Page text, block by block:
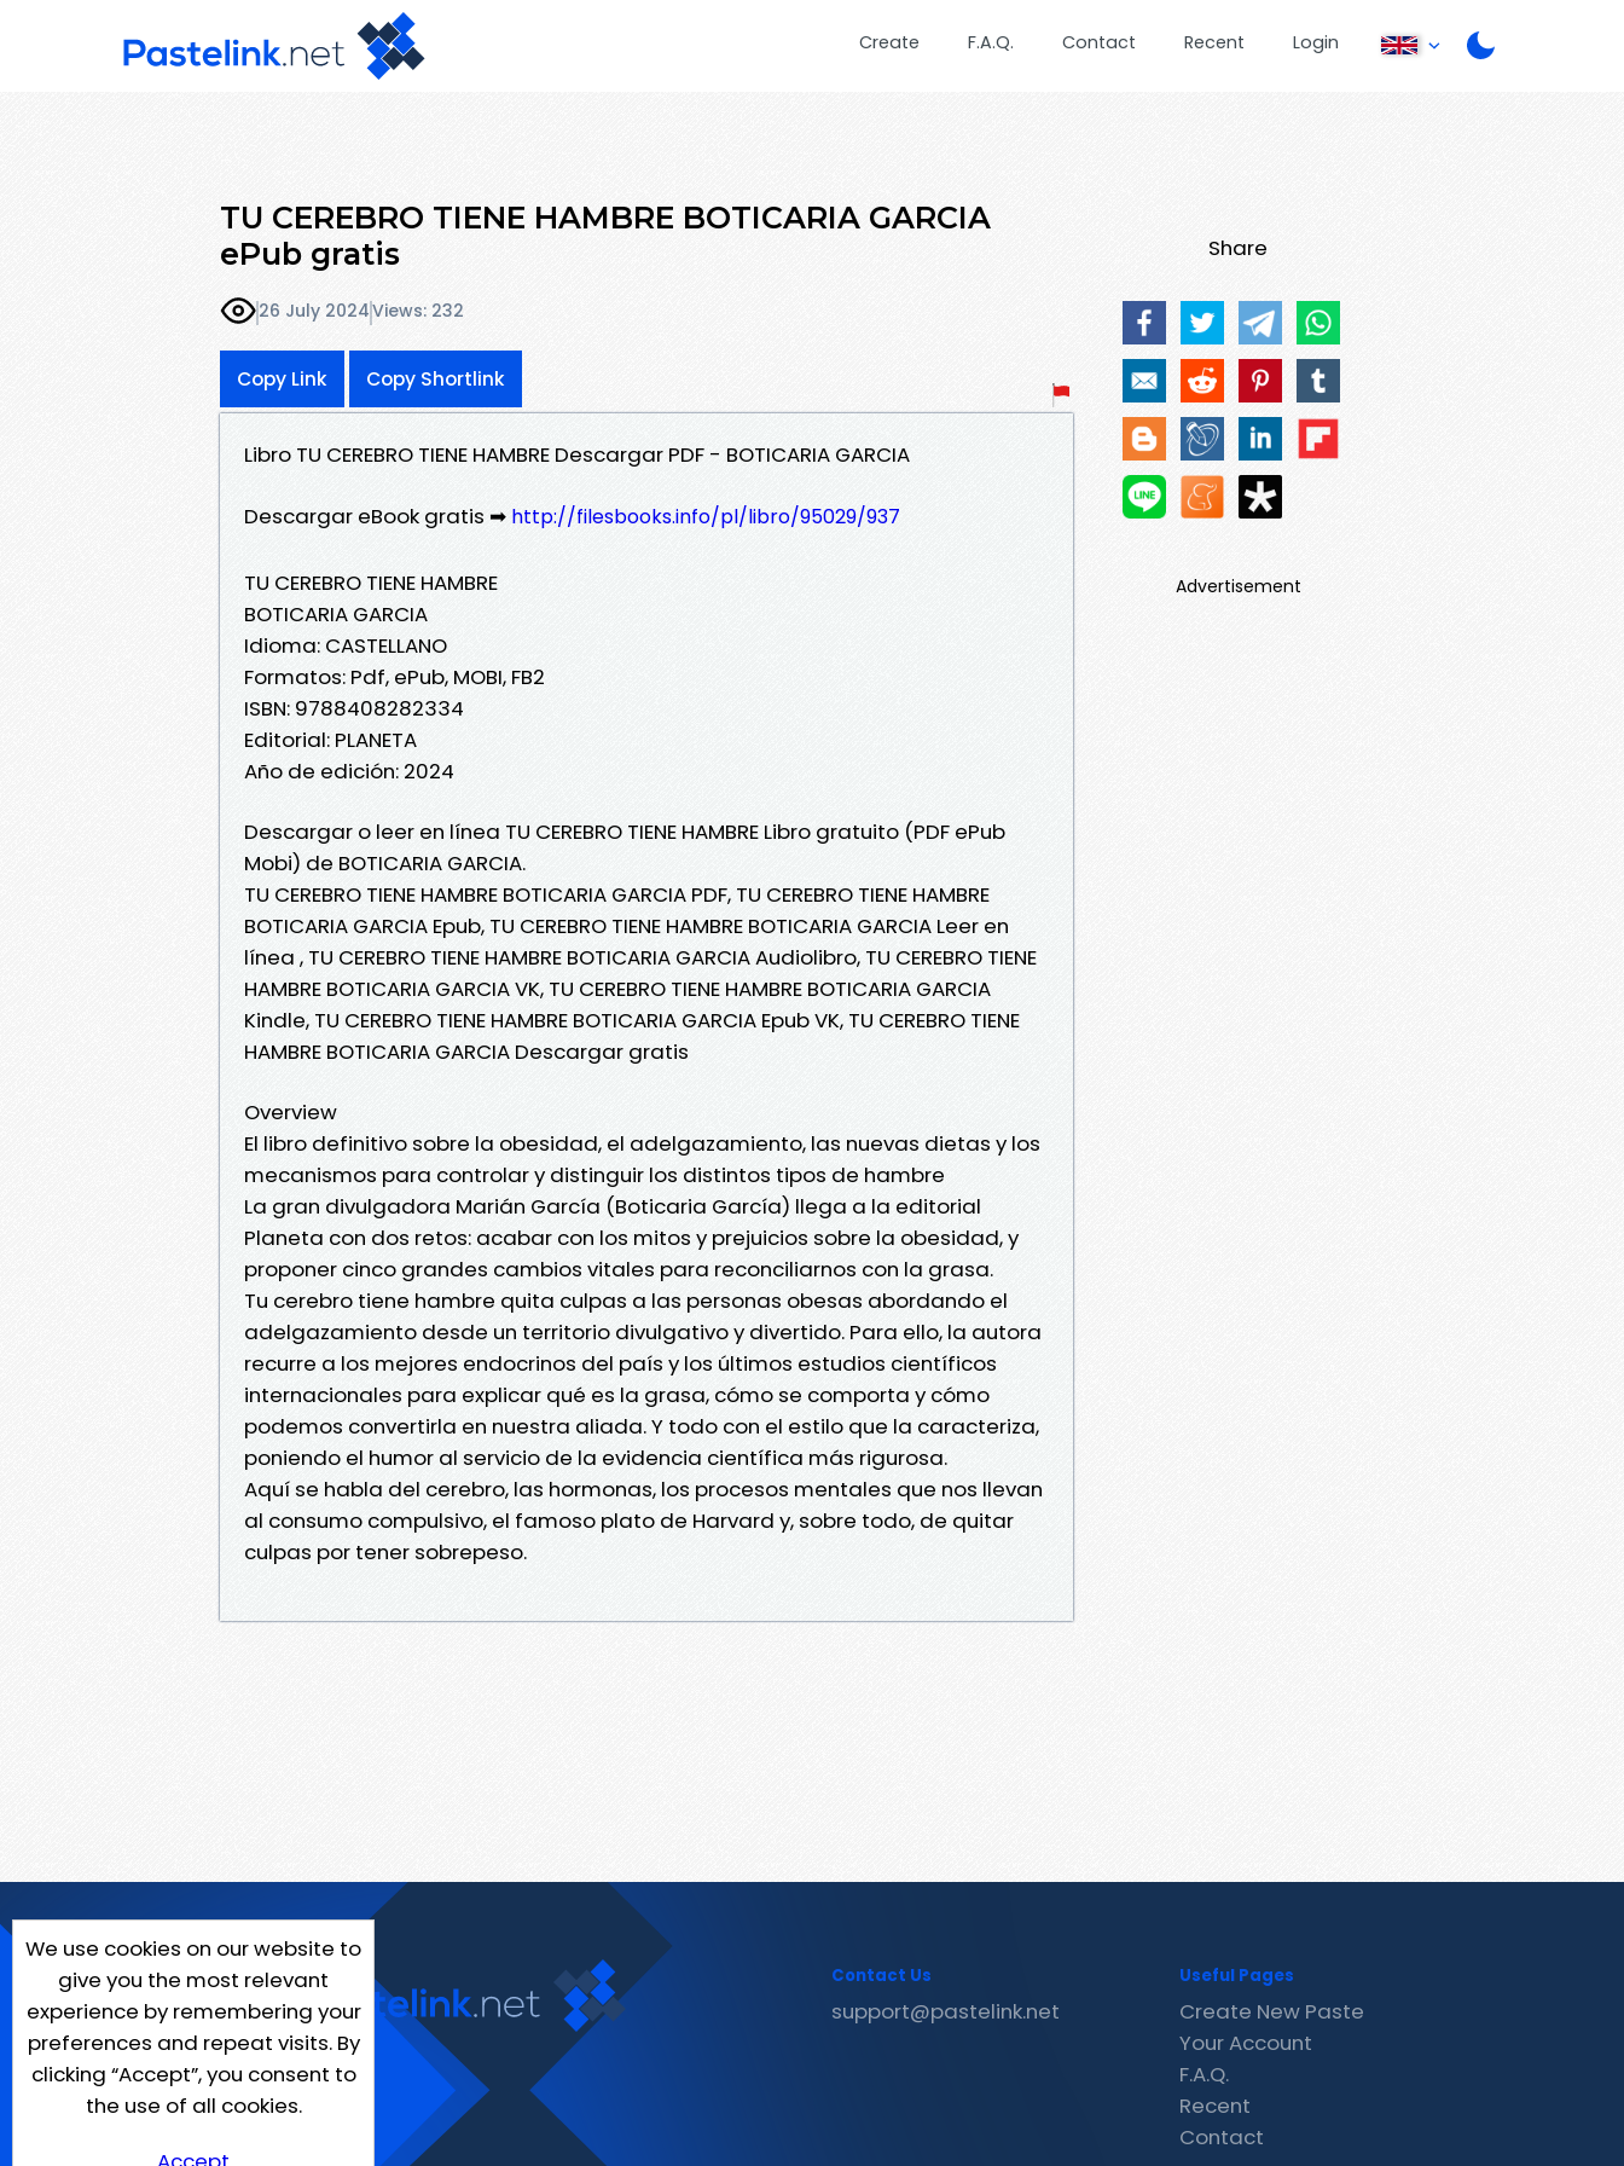
Create F.A.Q. Contact Recent Login
TU CEREBRO TIENE HAMBRE BOTICARIA GARCIA
ePub gratis
26 July 2024Views: 232
Copy Link Copy Shortlink
Libro TU CEREBRO TIENE HAMBRE Descargar PDF - BOTICARIA GARCIA
Descargar eBook gratis ➡ http://filesbooks.info/pl/libro/95029/937
TU CEREBRO TIENE HAMBRE
BOTICARIA GARCIA
Idioma: CASTELLANO
Formatos: Pdf, ePub, MOBI, FB2
ISBN: 9788408282334
Editorial: PLANETA
Año de edición: 2024
Descargar o leer en línea TU CEREBRO TIENE HAMBRE Libro gratuito (PDF ePub
Mobi) de BOTICARIA GARCIA.
TU CEREBRO TIENE HAMBRE BOTICARIA GARCIA PDF, TU CEREBRO TIENE HAMBRE
BOTICARIA GARCIA Epub, TU CEREBRO TIENE HAMBRE BOTICARIA GARCIA Leer en
línea , TU CEREBRO TIENE HAMBRE BOTICARIA GARCIA Audiolibro, TU CEREBRO TIENE
HAMBRE BOTICARIA GARCIA VK, TU CEREBRO TIENE HAMBRE BOTICARIA GARCIA
Kindle, TU CEREBRO TIENE HAMBRE BOTICARIA GARCIA Epub VK, TU CEREBRO TIENE
HAMBRE BOTICARIA GARCIA Descargar gratis
Overview
El libro definitivo sobre la obesidad, el adelgazamiento, las nuevas dietas y los
mecanismos para controlar y distinguir los distintos tipos de hambre
La gran divulgadora Marián García (Boticaria García) llega a la editorial
Planeta con dos retos: acabar con los mitos y prejuicios sobre la obesidad, y
proponer cinco grandes cambios vitales para reconciliarnos con la grasa.
Tu cerebro tiene hambre quita culpas a las personas obesas abordando el
adelgazamiento desde un territorio divulgativo y divertido. Para ello, la autora
recurre a los mejores endocrinos del país y los últimos estudios científicos
internacionales para explicar qué es la grasa, cómo se comporta y cómo
podemos convertirla en nuestra aliada. Y todo con el estilo que la caracteriza,
poniendo el humor al servicio de la evidencia científica más rigurosa.
Aquí se habla del cerebro, las hormonas, los procesos mentales que nos llevan
al consumo compulsivo, el famoso plato de Harvard y, sobre todo, de quitar
culpas por tener sobrepeso.
Share
Advertisement
We use cookies on our website to
give you the most relevant
experience by remembering your
preferences and repeat visits. By
clicking “Accept”, you consent to
the use of all cookies.
Contact Us
support@pastelink.net
Useful Pages
Create New Paste
Your Account
F.A.Q.
Recent
Contact